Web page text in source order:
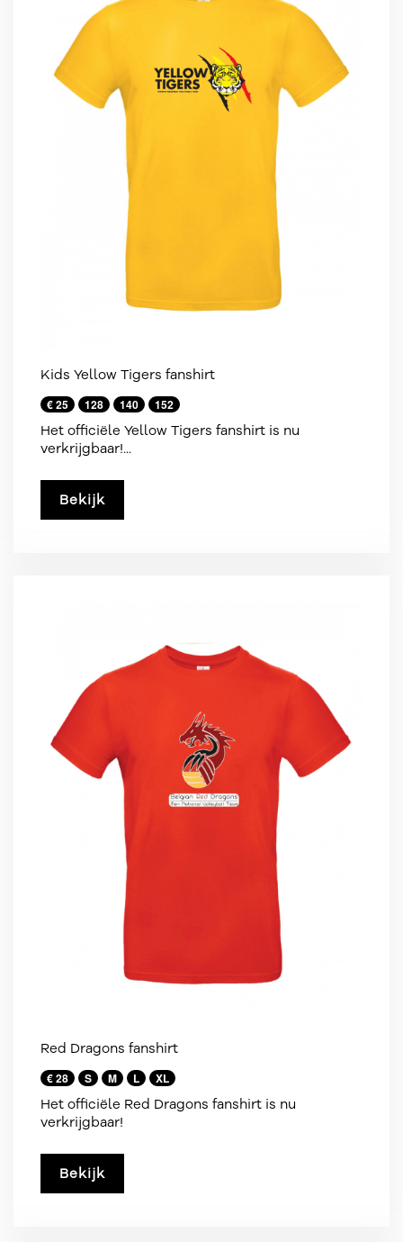
Kids Yellow Tigers fanshirt
€ 25 128 140 152
Het officiële Yellow Tigers fanshirt is nu
verkrijgbaar!...
Bekijk
Red Dragons fanshirt
€ 28 S M L XL
Het officiële Red Dragons fanshirt is nu
verkrijgbaar!
Bekijk